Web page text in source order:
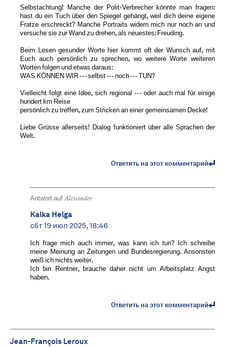
Selbstachtung! Manche der Polit-Verbrecher könnte man fragen:
hast du ein Tuch über den Spiegel gehängt, weil dich deine eigene
Fratze erschreckt? Manche Portraits widern mich nur noch an und
versuche sie zur Wand zu drehen, als neuestes: Freuding.
Beim Lesen gesunder Worte hier kommt oft der Wunsch auf, mit
Euch auch persönlich zu sprechen, wo weitere Worte weiteren
Worten folgen und etwas daraus:
WAS KÖNNEN WIR --- selbst --- noch --- TUN?
Vielleicht folgt eine Idee, sich regional --- oder auch mal für einige
hundert km Reise
persönlich zu treffen, zum Stricken an einer gemeinsamen Decke!
Liebe Grüsse allerseits! Dialog funktioniert über alle Sprachen der
Welt.
Ответить на этот комментарий
Antwort aufAlexander
Kalka Helga
сбт 19 июл 2025, 18:46
Ich frage mich auch immer, was kann ich tun? Ich schreibe
meine Meinung an Zeitungen und Bundesregierung. Ansonsten
weiß ich nichts weiter.
Ich bin Rentner, brauche daher nicht um Arbeitsplatz Angst
haben.
Ответить на этот комментарий
Jean-François Leroux